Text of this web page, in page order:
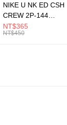
，再付款。
】
含以上)免運費
NIKE U NK ED CSH
CREW 2P-144
EMBRDY 男女 短統襪
FZ3073133
NT$365
NT$450